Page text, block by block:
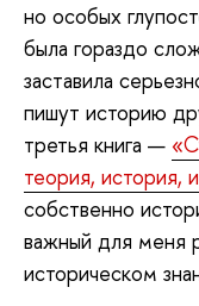
но особых
была гораздо
заставила
пишут историю
третья книга —
теория, история,
собственно
важный для меня
историческом